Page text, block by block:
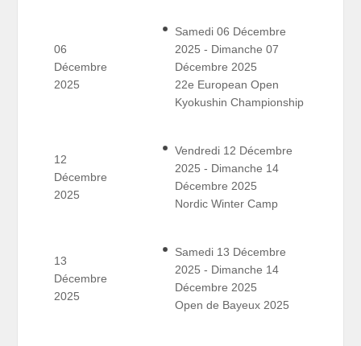
06
Décembre
2025
Samedi 06 Décembre
2025 - Dimanche 07
Décembre 2025
22e European Open
Kyokushin Championship
12
Décembre
2025
Vendredi 12 Décembre
2025 - Dimanche 14
Décembre 2025
Nordic Winter Camp
13
Décembre
2025
Samedi 13 Décembre
2025 - Dimanche 14
Décembre 2025
Open de Bayeux 2025